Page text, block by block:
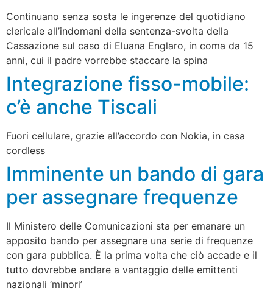
Continuano senza sosta le ingerenze del quotidiano
clericale all’indomani della sentenza-svolta della
Cassazione sul caso di Eluana Englaro, in coma da 15
anni, cui il padre vorrebbe staccare la spina
Integrazione fisso-mobile:
c’è anche Tiscali
Fuori cellulare, grazie all’accordo con Nokia, in casa
cordless
Imminente un bando di gara
per assegnare frequenze
Il Ministero delle Comunicazioni sta per emanare un
apposito bando per assegnare una serie di frequenze
con gara pubblica. È la prima volta che ciò accade e il
tutto dovrebbe andare a vantaggio delle emittenti
nazionali ‘minori’